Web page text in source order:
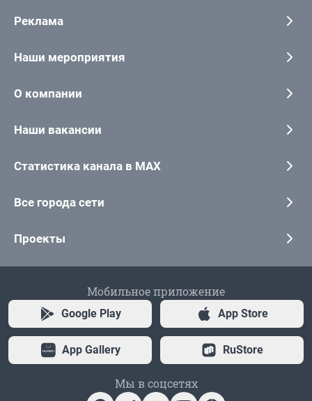
Реклама
Наши мероприятия
О компании
Наши вакансии
Статистика канала в MAX
Все города сети
Проекты
Мобильное приложение
Google Play App Store
App Gallery RuStore
Мы в соцсетях